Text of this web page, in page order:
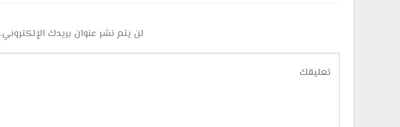
لن يتم نشر عنوان بريدك الإلكتروني.